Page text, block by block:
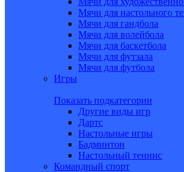
Мячи для настольного
Мячи для гандбола
Мячи для волейбола
Мячи для баскетбола
Мячи для футзала
Мячи для футбола
Игры
Показать подкатегории
Другие виды игр
Дартс
Настольные игры
Бадминтон
Настольный теннис
Командный спорт